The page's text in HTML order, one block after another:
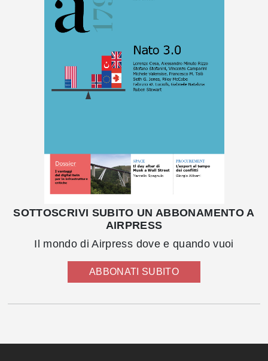
SOTTOSCRIVI SUBITO UN ABBONAMENTO A
AIRPRESS
Il mondo di Airpress dove e quando vuoi
ABBONATI SUBITO